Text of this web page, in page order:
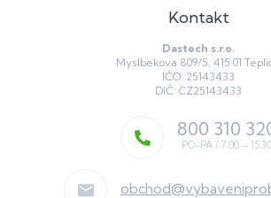
Kontakt
Dastech s.r.o.
Myslbekova 809/5, 415 01
IČO: 25143433
DIČ: CZ25143433
obchod@
800 310